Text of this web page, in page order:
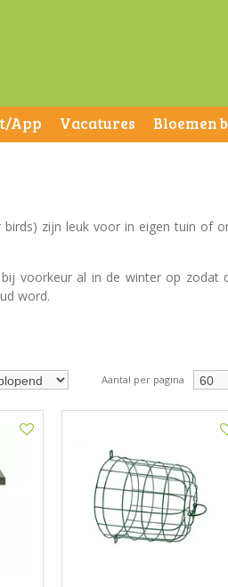
App Vacatures Bloemen
birds) zijn leuk voor in eigen tuin of
voorkeur al in de winter op zodat
word.
Aantal per pagina